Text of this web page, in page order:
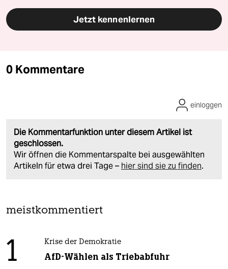
Jetzt kennenlernen
0 Kommentare
Die Kommentarfunktion unter diesem Artikel ist
geschlossen.
Wir öffnen die Kommentarspalte bei ausgewählten
Artikeln für etwa drei Tage – hier sind sie zu finden.
einloggen
meistkommentiert
1 Krise der Demokratie
AfD-Wählen als Triebabfuhr